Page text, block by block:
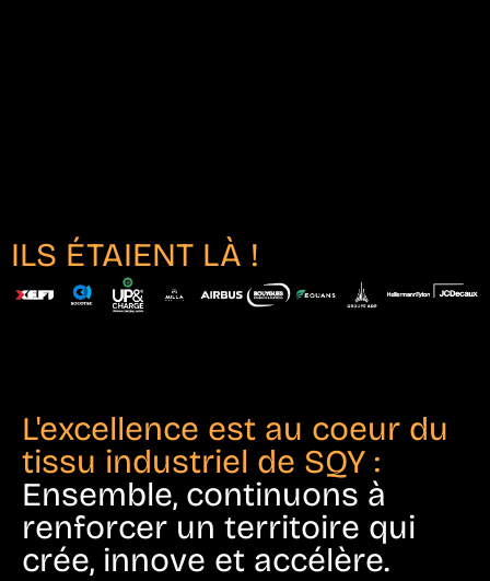
ILS ÉTAIENT LÀ !
L'excellence est au coeur du
tissu industriel de SQY :
Ensemble, continuons à
renforcer un territoire qui
crée, innove et accélère.